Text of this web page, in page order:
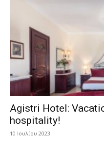
Agistri Hotel:
hospitality!
10 Ιουλίου 2023